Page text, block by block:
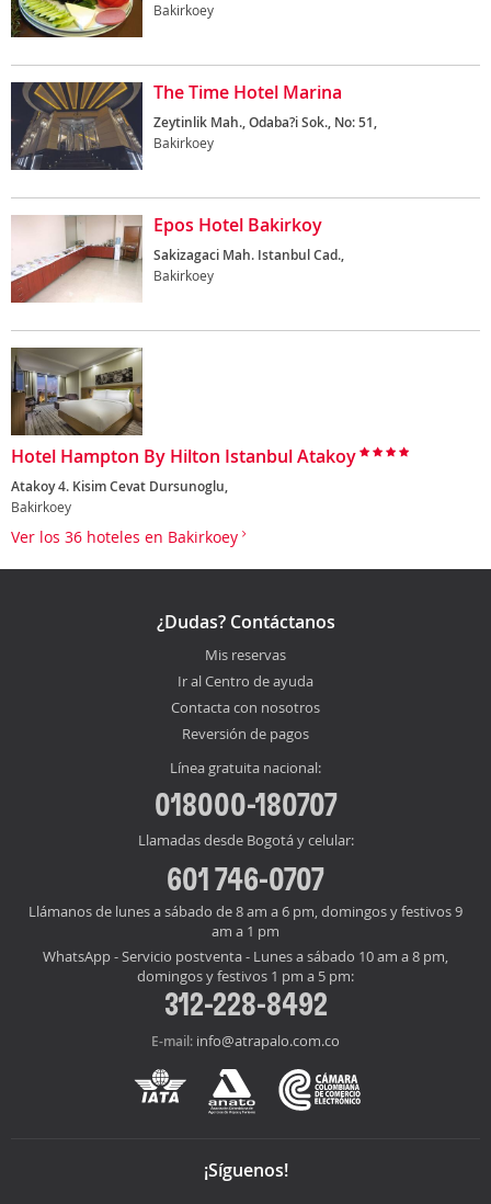
Bakirkoey
The Time Hotel Marina
Zeytinlik Mah., Odaba?i Sok., No: 51,
Bakirkoey
Epos Hotel Bakirkoy
Sakizagaci Mah. Istanbul Cad.,
Bakirkoey
Hotel Hampton By Hilton Istanbul Atakoy
Atakoy 4. Kisim Cevat Dursunoglu,
Bakirkoey
Ver los 36 hoteles en Bakirkoey
¿Dudas? Contáctanos
Mis reservas
Ir al Centro de ayuda
Contacta con nosotros
Reversión de pagos
Línea gratuita nacional:
018000-180707
Llamadas desde Bogotá y celular:
601 746-0707
Llámanos de lunes a sábado de 8 am a 6 pm, domingos y festivos 9
am a 1 pm
WhatsApp - Servicio postventa - Lunes a sábado 10 am a 8 pm,
domingos y festivos 1 pm a 5 pm:
312-228-8492
E-mail: info@atrapalo.com.co
¡Síguenos!